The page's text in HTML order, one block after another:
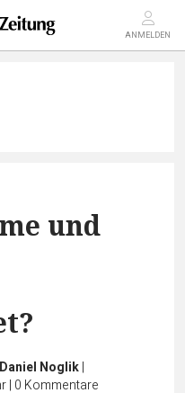
ANMELDEN
und
Daniel Noglik|
| 0 Kommentare